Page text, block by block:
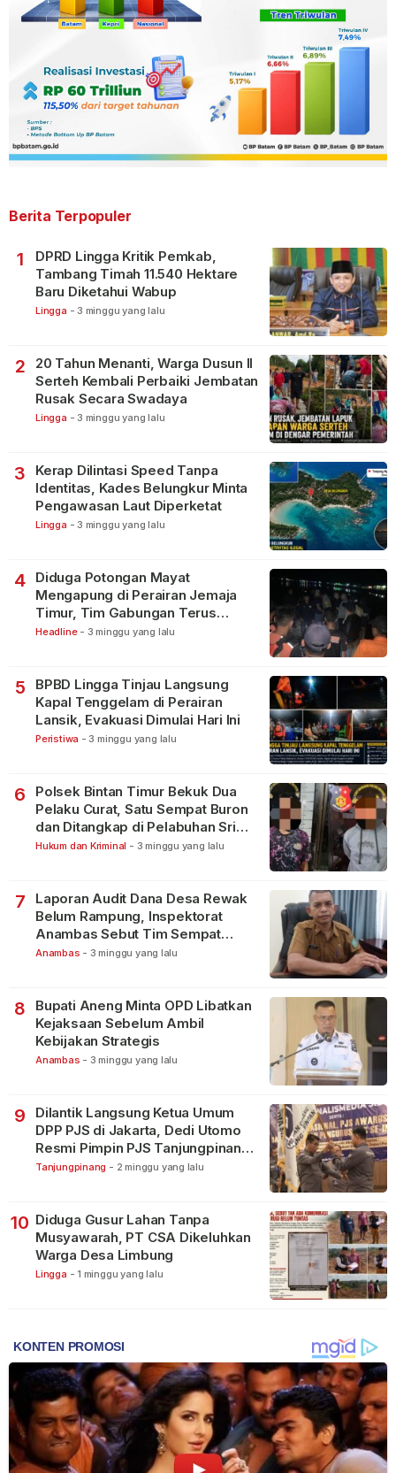
Berita Terpopuler
1
DPRD Lingga Kritik Pemkab,
Tambang Timah 11.540 Hektare
Baru Diketahui Wabup
Lingga - 3 minggu yang lalu
2
20 Tahun Menanti, Warga Dusun II
Serteh Kembali Perbaiki Jembatan
Rusak Secara Swadaya
Lingga - 3 minggu yang lalu
3
Kerap Dilintasi Speed Tanpa
Identitas, Kades Belungkur Minta
Pengawasan Laut Diperketat
Lingga - 3 minggu yang lalu
4
Diduga Potongan Mayat
Mengapung di Perairan Jemaja
Timur, Tim Gabungan Terus
Lakukan Pencarian
Headline - 3 minggu yang lalu
5
BPBD Lingga Tinjau Langsung
Kapal Tenggelam di Perairan
Lansik, Evakuasi Dimulai Hari Ini
Peristiwa - 3 minggu yang lalu
6
Polsek Bintan Timur Bekuk Dua
Pelaku Curat, Satu Sempat Buron
dan Ditangkap di Pelabuhan Sri
Bintan Pura
Hukum dan Kriminal - 3 minggu yang lalu
7
Laporan Audit Dana Desa Rewak
Belum Rampung, Inspektorat
Anambas Sebut Tim Sempat
Terbagi Tangani Kasus Lain
Anambas - 3 minggu yang lalu
8
Bupati Aneng Minta OPD Libatkan
Kejaksaan Sebelum Ambil
Kebijakan Strategis
Anambas - 3 minggu yang lalu
9
Dilantik Langsung Ketua Umum
DPP PJS di Jakarta, Dedi Utomo
Resmi Pimpin PJS Tanjungpinang-
Bintan
Tanjungpinang - 2 minggu yang lalu
10 Diduga Gusur Lahan Tanpa
Musyawarah, PT CSA Dikeluhkan
Warga Desa Limbung
Lingga - 1 minggu yang lalu